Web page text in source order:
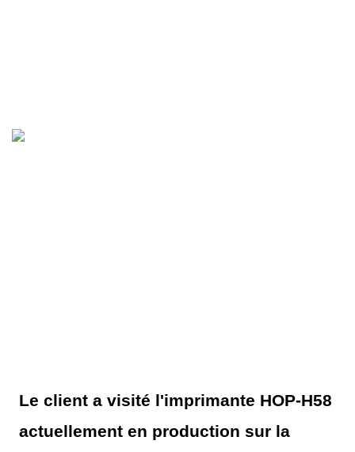
Le client a visité l'imprimante HOP-H58
actuellement en production sur la